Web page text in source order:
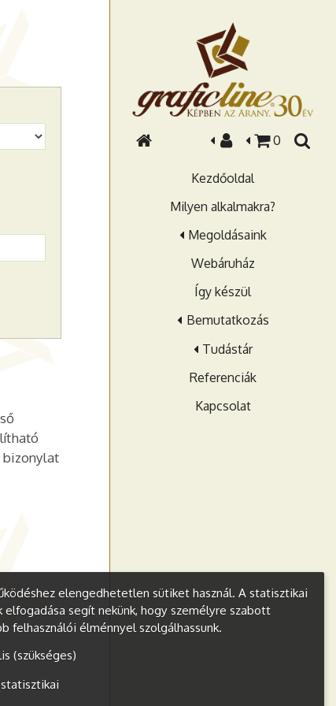
0
Kezdőoldal
Milyen alkalmakra?
Megoldásaink
Webáruház
Így készül
Bemutatkozás
Tudástár
Referenciák
Kapcsolat
bizonylat
elengedhetetlen sütiket használ. A statisztikai
elfogadása segít nekünk, hogy személyre szabott
felhasználói élménnyel szolgálhassunk.
(szükséges)